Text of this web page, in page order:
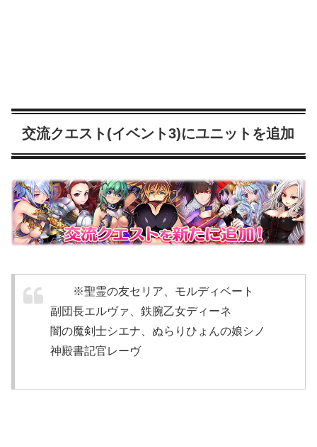
交流クエスト(イベント3)にユニットを追加
※聖霊の友セリア、モルディベート
副団長エルヴァ、鉄腕乙女ディーネ
闇の魔剣士シエナ、ぬらりひょんの娘シノ
神殿書記官レーヴ